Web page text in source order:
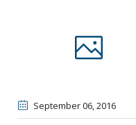
September 06, 2016